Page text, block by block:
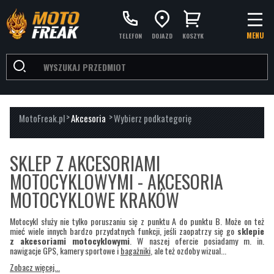
TELEFON DOJAZD KOSZYK MENU
MotoFreak.pl>Akcesoria >Wybierz podkategorię
ARP RACING PARTS (45)
ARROW (1481)
BARRACUDA (311)
BEELINE (20)
COBRA
SKLEP Z AKCESORIAMI
MOTOCYKLOWYMI - AKCESORIA
MOTOCYKLOWE KRAKÓW
Motocykl służy nie tylko poruszaniu się z punktu A do punktu B. Może on też
mieć wiele innych bardzo przydatnych funkcji, jeśli zaopatrzy się go sklepie
z akcesoriami motocyklowymi. W naszej ofercie posiadamy m. in.
nawigacje GPS, kamery sportowe ibagażniki, ale też ozdoby wizual...
Zobacz więcej...